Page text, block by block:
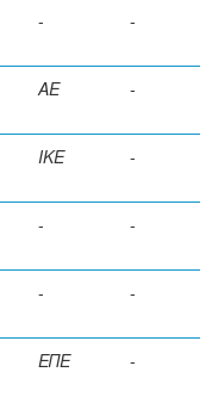
- -
ΑΕ -
ΙΚΕ -
- -
- -
ΕΠΕ -